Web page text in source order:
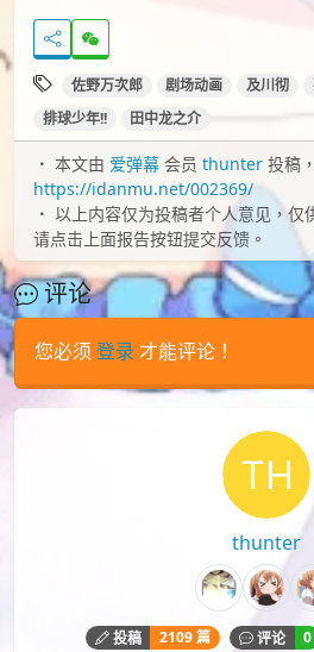
佐野万次郎 剧场动画 及川彻
排球少年!!
田中龙之介
本文由 爱弹幕 会员 thunter 投稿
https://idanmu.net/002369/
以上内容仅为投稿者个人意见，仅
请点击上面报告按钮提交反馈。
评论
您必须 登录 才能评论！
thunter
投稿 2109 篇 评论 0